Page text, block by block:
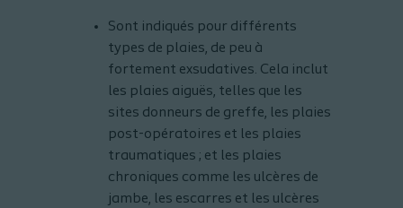
Sont indiqués pour différents
types de plaies, de peu à
fortement exsudatives. Cela inclut
les plaies aiguës, telles que les
sites donneurs de greffe, les plaies
post-opératoires et les plaies
traumatiques ; et les plaies
chroniques comme les ulcères de
jambe, les escarres et les ulcères